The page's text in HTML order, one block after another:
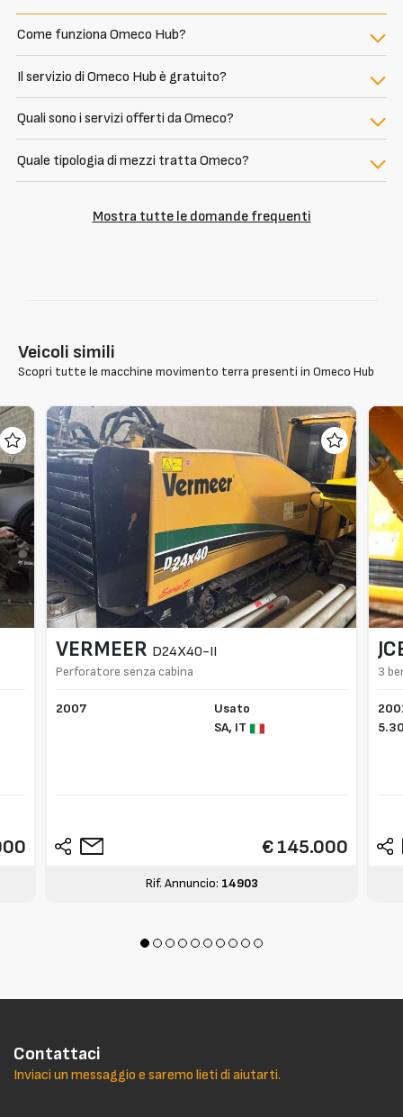
Come funziona Omeco Hub?
Il servizio di Omeco Hub è gratuito?
Quali sono i servizi offerti da Omeco?
Quale tipologia di mezzi tratta Omeco?
Mostra tutte le domande frequenti
Veicoli simili
Scopri tutte le macchine movimento terra presenti in Omeco Hub
VERMEER D24X40-II
Perforatore senza cabina
2007
Usato
SA, IT
€ 145.000
Rif. Annuncio: 14903
3
Contattaci
Inviaci un messaggio e saremo lieti di aiutarti.